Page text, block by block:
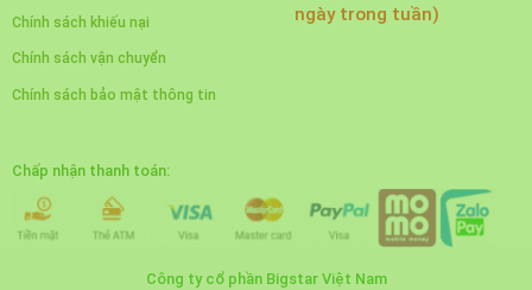
Chính sách khiếu nại
Chính sách vận chuyển
Chính sách bảo mật thông tin
ngày trong tuần)
Chấp nhận thanh toán:
Công ty cổ phần Bigstar Việt Nam